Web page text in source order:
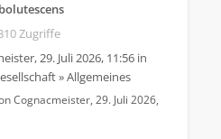
Zugriffe
,29. Juli 2026, 11:56 in
»Allgemeines
Cognacmeister, 29. Juli 2026,